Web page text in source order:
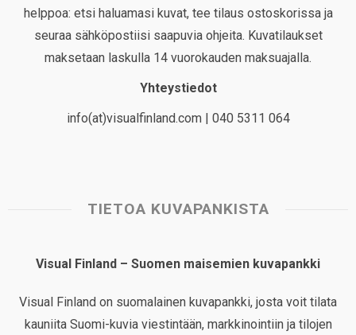
helppoa: etsi haluamasi kuvat, tee tilaus ostoskorissa ja
seuraa sähköpostiisi saapuvia ohjeita. Kuvatilaukset
maksetaan laskulla 14 vuorokauden maksuajalla.
Yhteystiedot
info(at)visualfinland.com | 040 5311 064
TIETOA KUVAPANKISTA
Visual Finland – Suomen maisemien kuvapankki
Visual Finland on suomalainen kuvapankki, josta voit tilata
kauniita Suomi-kuvia viestintään, markkinointiin ja tilojen